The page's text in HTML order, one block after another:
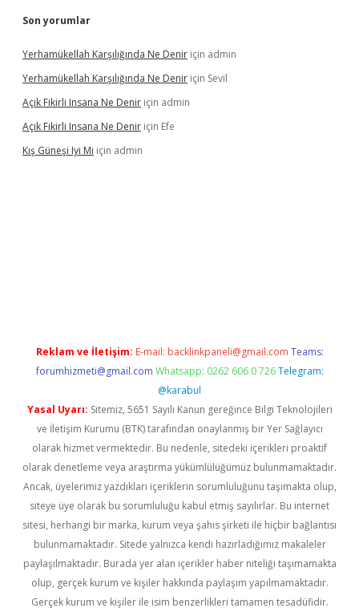
Son yorumlar
Yerhamükellah Karşılığında Ne Denir için admin
Yerhamükellah Karşılığında Ne Denir için Sevil
Açık Fikirli Insana Ne Denir için admin
Açık Fikirli Insana Ne Denir için Efe
Kış Güneşi Iyi Mi için admin
Reklam ve İletişim: E-mail: backlinkpaneli@gmail.com Teams:
forumhizmeti@gmail.com Whatsapp: 0262 606 0 726 Telegram:
@karabul
Yasal Uyarı: Sitemiz, 5651 Sayılı Kanun gereğince Bilgi Teknolojileri
ve İletişim Kurumu (BTK) tarafından onaylanmış bir Yer Sağlayıcı
olarak hizmet vermektedir. Bu nedenle, sitedeki içerikleri proaktif
olarak denetleme veya araştırma yükümlülüğümüz bulunmamaktadır.
Ancak, üyelerimiz yazdıkları içeriklerin sorumluluğunu taşımakta olup,
siteye üye olarak bu sorumluluğu kabul etmiş sayılırlar. Bu internet
sitesi, herhangi bir marka, kurum veya şahıs şirketi ile hiçbir bağlantısı
bulunmamaktadır. Sitede yalnızca kendi hazırladığımız makaleler
paylaşılmaktadır. Burada yer alan içerikler haber niteliği taşımamakta
olup, gerçek kurum ve kişiler hakkında paylaşım yapılmamaktadır.
Gerçek kurum ve kişiler ile isim benzerlikleri tamamen tesadüfidir.